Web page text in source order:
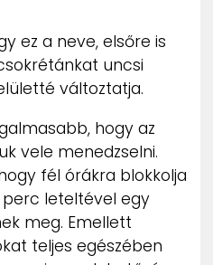
ez a neve, elsőre is
uncsi
változtatja.
hogy az
vele menedzselni.
fél órákra blokkolja
leteltével egy
meg. Emellett
teljes egészében